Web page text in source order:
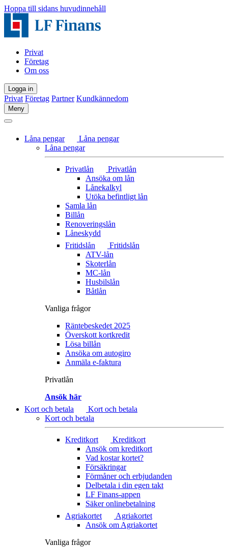
Hoppa till sidans huvudinnehåll
Privat
Företag
Om oss
Logga in
Privat Företag Partner Kundkännedom
Meny
Låna pengar
Låna pengar
Låna pengar
Privatlån
Privatlån
Ansöka om lån
Lånekalkyl
Utöka befintligt lån
Samla lån
Billån
Renoveringslån
Låneskydd
Fritidslån
Fritidslån
ATV-lån
Skoterlån
MC-lån
Husbilslån
Båtlån
Vanliga frågor
Räntebeskedet 2025
Överskott kortkredit
Lösa billån
Ansöka om autogiro
Anmäla e-faktura
Privatlån
Ansök här
Kort och betala
Kort och betala
Kort och betala
Kreditkort
Kreditkort
Ansök om kreditkort
Vad kostar kortet?
Försäkringar
Förmåner och erbjudanden
Delbetala i din egen takt
LF Finans-appen
Säker onlinebetalning
Agriakortet
Agriakortet
Ansök om Agriakortet
Vanliga frågor